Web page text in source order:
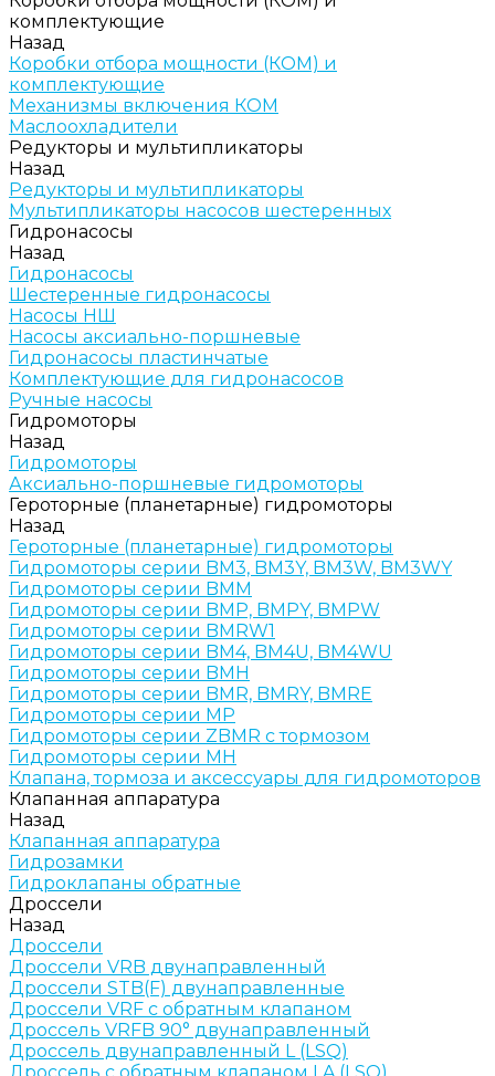
комплектующие
Назад
Коробки отбора мощности (КОМ) и
комплектующие
Механизмы включения КОМ
Маслоохладители
Редукторы и мультипликаторы
Назад
Редукторы и мультипликаторы
Мультипликаторы насосов шестеренных
Гидронасосы
Назад
Гидронасосы
Шестеренные гидронасосы
Насосы НШ
Насосы аксиально-поршневые
Гидронасосы пластинчатые
Комплектующие для гидронасосов
Ручные насосы
Гидромоторы
Назад
Гидромоторы
Аксиально-поршневые гидромоторы
Героторные (планетарные) гидромоторы
Назад
Героторные (планетарные) гидромоторы
Гидромоторы серии BM3, BM3Y, BM3W, BM3WY
Гидромоторы серии BMM
Гидромоторы серии BMP, BMPY, BMPW
Гидромоторы серии BMRW1
Гидромоторы серии BМ4, BM4U, BМ4WU
Гидромоторы серии BМH
Гидромоторы серии BМR, BMRY, BМRE
Гидромоторы серии MP
Гидромоторы серии ZBMR с тормозом
Гидромоторы серии МH
Клапана, тормоза и аксессуары для гидромоторов
Клапанная аппаратура
Назад
Клапанная аппаратура
Гидрозамки
Гидроклапаны обратные
Дроссели
Назад
Дроссели
Дроссели VRB двунаправленный
Дроссели STB(F) двунаправленные
Дроссели VRF с обратным клапаном
Дроссель VRFB 90° двунаправленный
Дроссель двунаправленный L (LSQ)